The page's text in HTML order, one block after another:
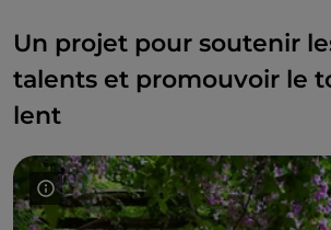
Un projet pour soutenir
talents et promouvoir le
lent